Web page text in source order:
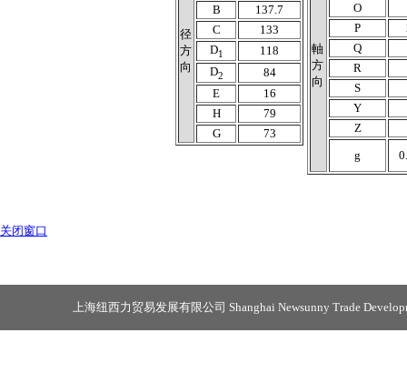
径
方
向
B
137.7
C
133
D1
118
D2
84
E
16
H
79
G
73
軸
方
向
O
P
Q
R
S
Y
Z
g
关闭窗口
上海纽西力贸易发展有限公司 Shanghai Newsunny Trade